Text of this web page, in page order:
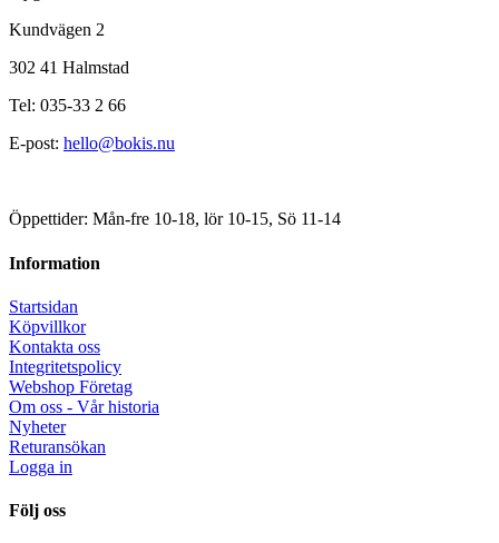
Kundvägen 2
302 41 Halmstad
Tel: 035-33 2 66
E-post: hello@bokis.nu
Öppettider: Mån-fre 10-18, lör 10-15, Sö 11-14
Information
Startsidan
Köpvillkor
Kontakta oss
Integritetspolicy
Webshop Företag
Om oss - Vår historia
Nyheter
Returansökan
Logga in
Följ oss